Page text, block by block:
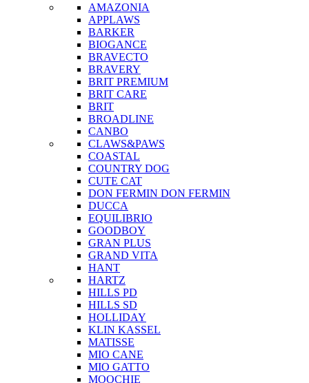
AMAZONIA
APPLAWS
BARKER
BIOGANCE
BRAVECTO
BRAVERY
BRIT PREMIUM
BRIT CARE
BRIT
BROADLINE
CANBO
CLAWS&PAWS
COASTAL
COUNTRY DOG
CUTE CAT
DON FERMIN DON FERMIN
DUCCA
EQUILIBRIO
GOODBOY
GRAN PLUS
GRAND VITA
HANT
HARTZ
HILLS PD
HILLS SD
HOLLIDAY
KLIN KASSEL
MATISSE
MIO CANE
MIO GATTO
MOOCHIE